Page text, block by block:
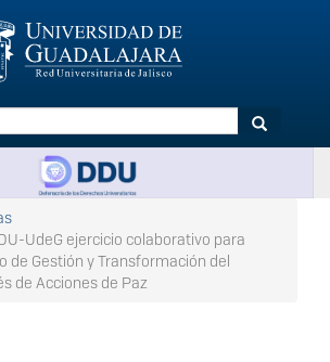
Buscar
UdeG ejercicio colaborativo para
de Gestión y Transformación del
de Acciones de Paz